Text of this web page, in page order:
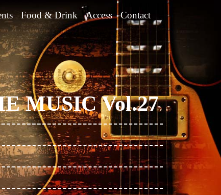
Food & Drink Access Contact
MUSIC Vol.27